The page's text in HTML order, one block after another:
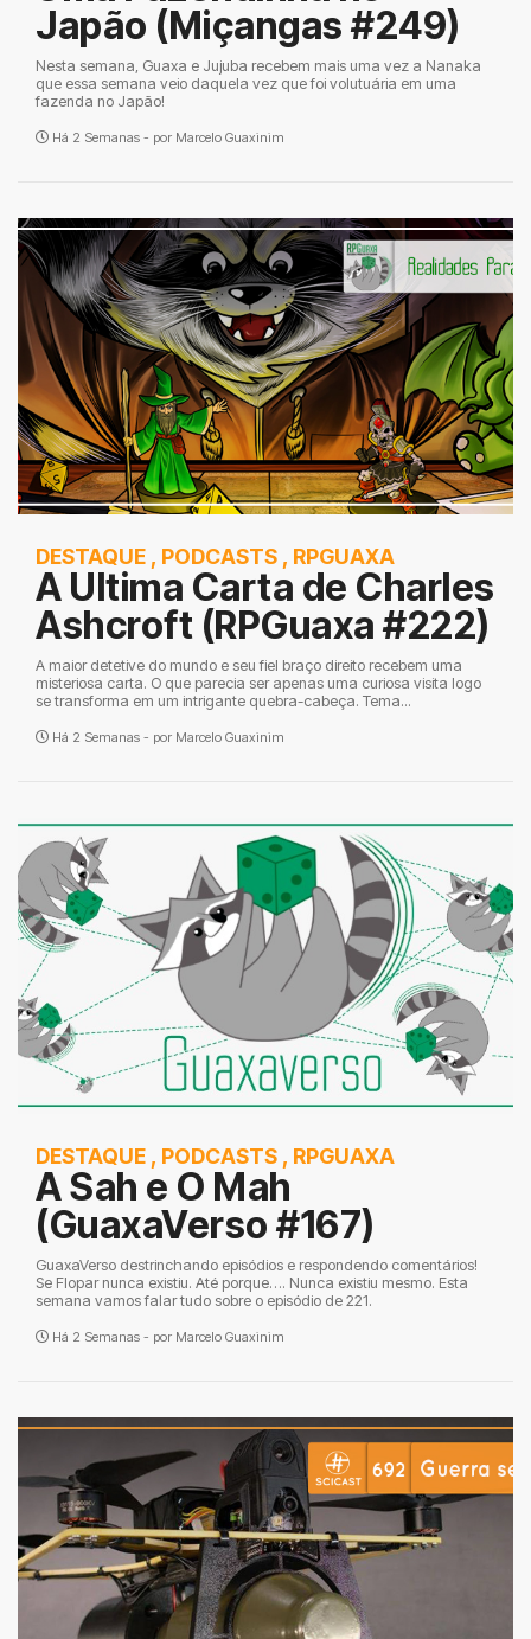
Japão (Miçangas #249)
Nesta semana, Guaxa e Jujuba recebem mais uma vez a Nanaka
que essa semana veio daquela vez que foi volutuária em uma
fazenda no Japão!
Há 2 Semanas - por Marcelo Guaxinim
DESTAQUE , PODCASTS , RPGUAXA
A Ultima Carta de Charles
Ashcroft (RPGuaxa #222)
A maior detetive do mundo e seu fiel braço direito recebem uma
misteriosa carta. O que parecia ser apenas uma curiosa visita logo
se transforma em um intrigante quebra-cabeça. Tema...
Há 2 Semanas - por Marcelo Guaxinim
DESTAQUE , PODCASTS , RPGUAXA
A Sah e O Mah
(GuaxaVerso #167)
GuaxaVerso destrinchando episódios e respondendo comentários!
Se Flopar nunca existiu. Até porque…. Nunca existiu mesmo. Esta
semana vamos falar tudo sobre o episódio de 221.
Há 2 Semanas - por Marcelo Guaxinim